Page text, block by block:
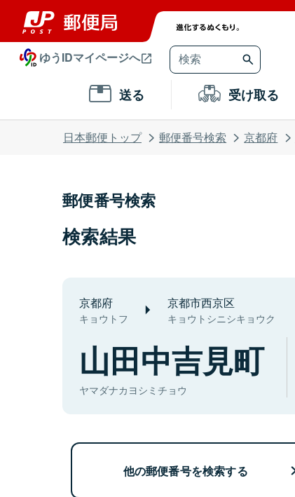
ゆうIDマイページへ
送る 受け取る
日本郵便トップ 郵便番号検索 京都府
郵便番号検索
検索結果
京都府
キョウトフ
京都市西京区
キョウトシニシキョウク
山田中吉見町
ヤマダナカヨシミチョウ
他の郵便番号を検索する